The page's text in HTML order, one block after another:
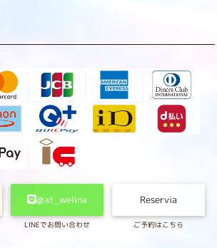
@at_welina
LINEでお問い合わせ
Reservia
ご予約はこちら